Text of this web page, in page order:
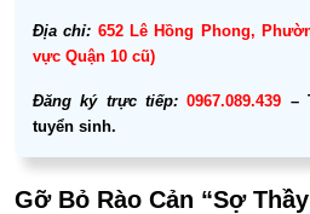
Địa chỉ: 652 Lê Hồng Phong,
vực Quận 10 cũ)
Đăng ký trực tiếp: 0967.089.439 –
tuyển sinh.
Gỡ Bỏ Rào Cản “Sợ